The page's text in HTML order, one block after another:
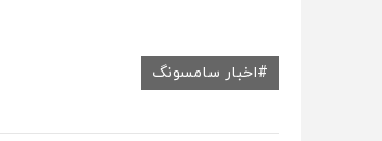
اخبار سامسونگ